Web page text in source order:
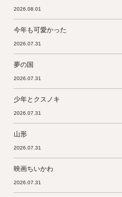
2026.08.01
今年も可愛かった
2026.07.31
夢の国
2026.07.31
少年とクスノキ
2026.07.31
山形
2026.07.31
映画ちいかわ
2026.07.31